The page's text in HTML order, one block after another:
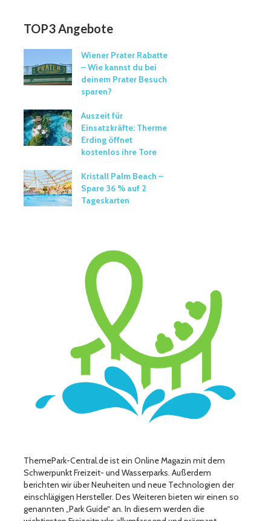
TOP3 Angebote
Wiener Prater Rabatte
– Wie kannst du bei
deinem Prater Besuch
sparen?
Auszeit für
Einsatzkräfte: Therme
Erding öffnet
kostenlos ihre Tore
Kristall Palm Beach –
Spare 36 % auf 2
Tageskarten
ThemePark-Central.de ist ein Online Magazin mit dem
Schwerpunkt Freizeit- und Wasserparks. Außerdem
berichten wir über Neuheiten und neue Technologien der
einschlägigen Hersteller. Des Weiteren bieten wir einen so
genannten „Park Guide“ an. In diesem werden die